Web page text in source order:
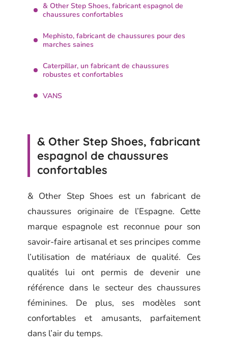
& Other Step Shoes, fabricant espagnol de
chaussures confortables
Mephisto, fabricant de chaussures pour des
marches saines
Caterpillar, un fabricant de chaussures
robustes et confortables
VANS
& Other Step Shoes, fabricant
espagnol de chaussures
confortables
& Other Step Shoes est un fabricant de
chaussures originaire de l’Espagne. Cette
marque espagnole est reconnue pour son
savoir-faire artisanal et ses principes comme
l’utilisation de matériaux de qualité. Ces
qualités lui ont permis de devenir une
référence dans le secteur des chaussures
féminines. De plus, ses modèles sont
confortables et amusants, parfaitement
dans l’air du temps.